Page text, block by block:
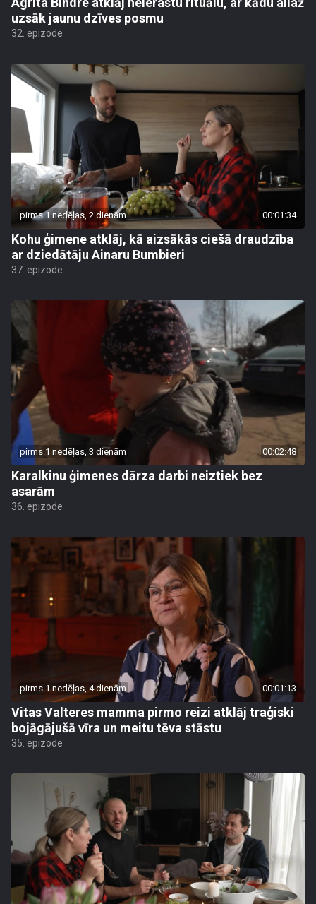
uzsāk jaunu dzīves posmu
32. epizode
pirms 1 nedēļas, 2 dienām 00:01:34
Kohu ģimene atklāj, kā aizsākās ciešā draudzība
ar dziedātāju Ainaru Bumbieri
37. epizode
pirms 1 nedēļas, 3 dienām 00:02:48
Karalkinu ģimenes dārza darbi neiztiek bez
asarām
36. epizode
pirms 1 nedēļas, 4 dienām 00:01:13
Vitas Valteres mamma pirmo reizi atklāj traģiski
bojāgājušā vīra un meitu tēva stāstu
35. epizode